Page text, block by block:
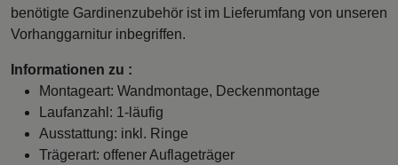
benötigte Gardinenzubehör ist im Lieferumfang von unseren
Vorhanggarnitur inbegriffen.
Informationen zu :
Montageart: Wandmontage, Deckenmontage
Laufanzahl: 1-läufig
Ausstattung: inkl. Ringe
Trägerart: offener Auflageträger